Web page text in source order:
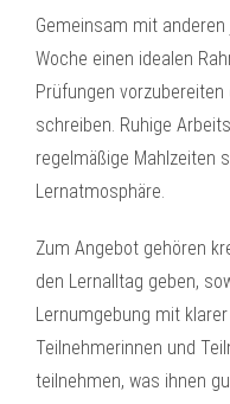
Gemeinsam mit
Woche einen idealen
Prüfungen
schreiben. Ruhige
regelmäßige Mahlzeiten
Lernatmosphäre.
Zum Angebot gehören
den Lernalltag geben,
Lernumgebung mit
Teilnehmerinnen und
teilnehmen, was ihnen